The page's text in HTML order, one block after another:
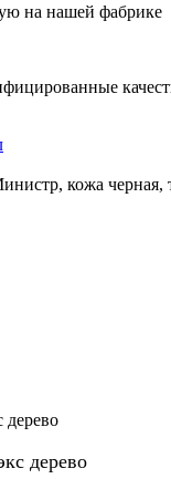
на нашей фабрике
кожа черная,
дерево